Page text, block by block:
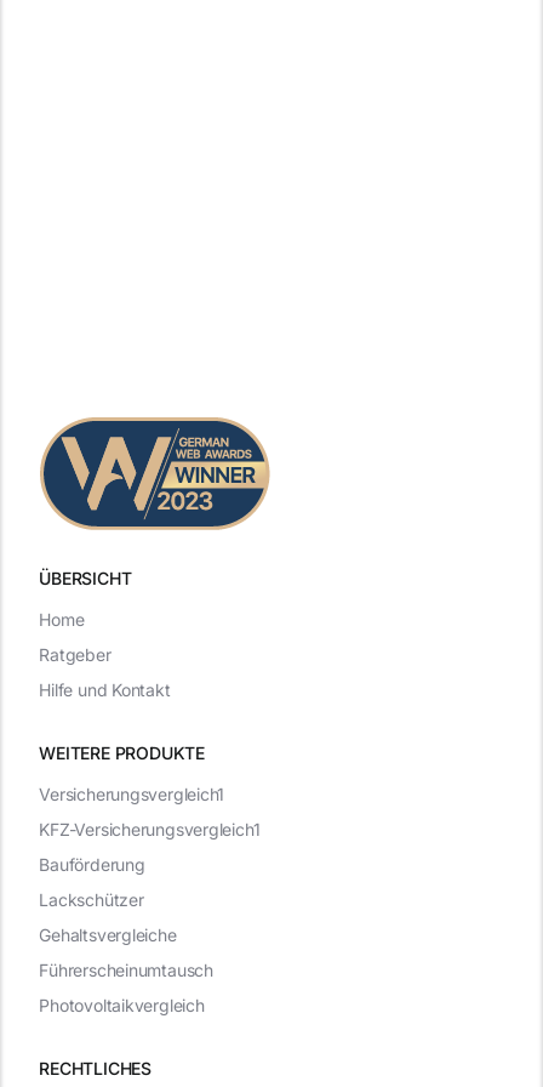
ÜBERSICHT
WEITERE PRODUKTE
RECHTLICHES
Versicherungsvergleich1
KFZ-Versicherungsvergleich1
Bauförderung
Lackschützer
Gehaltsvergleiche
Führerscheinumtausch
Photovoltaikvergleich
Home
Ratgeber
Hilfe und Kontakt